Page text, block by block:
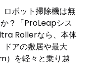
ロボット掃除機は無
？「ProLeapシス
Rollerなら、本体
ドアの敷居や最大
）を軽々と乗り越